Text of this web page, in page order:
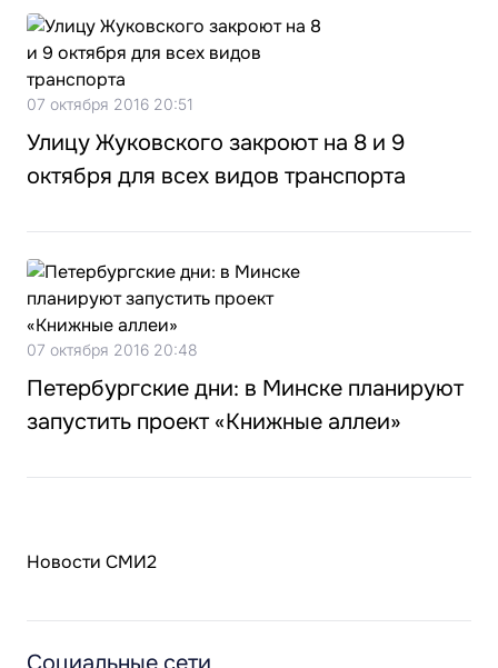
07 октября 2016 20:51
Улицу Жуковского закроют на 8 и 9
октября для всех видов транспорта
07 октября 2016 20:48
Петербургские дни: в Минске планируют
запустить проект «Книжные аллеи»
Новости СМИ2